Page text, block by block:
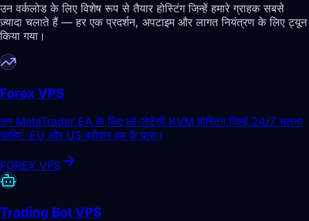
उन वर्कलोड के लिए विशेष रूप से तैयार होस्टिंग जिन्हें हमारे ग्राहक सबसे
ज़्यादा चलाते हैं — हर एक प्रदर्शन, अपटाइम और लागत नियंत्रण के लिए ट्यून
किया गया।
Forex VPS
उन MetaTrader EA के लिए लो-लेटेंसी KVM होस्टिंग जिन्हें 24/7 चलना
चाहिए, EU और US ब्रोकर हब के पास।
FOREX VPS
Trading Bot VPS